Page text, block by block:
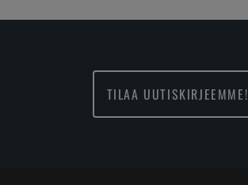
TILAA UUTISKIRJEEMME!